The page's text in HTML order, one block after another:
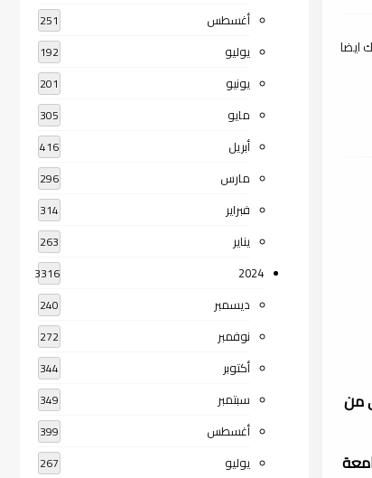
ايضا
من
أغسطس 251
يوليو 192
يونيو 201
مايو 305
أبريل 416
مارس 296
فبراير 314
يناير 263
2024
3316
ديسمبر 240
نوفمبر 272
أكتوبر 344
سبتمبر 349
أغسطس 399
يوليو 267